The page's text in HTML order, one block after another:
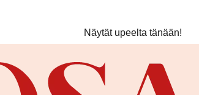
Näytät upeelta tänään!
Kesän uutuudet nyt saatavilla!